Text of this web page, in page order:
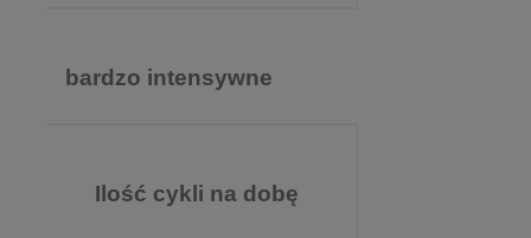
bardzo intensywne
Ilość cykli na dobę